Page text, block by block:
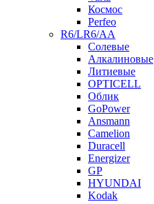
Космос
Perfeo
R6/LR6/AA
Солевые
Алкалиновые
Литиевые
OPTICELL
Облик
GoPower
Ansmann
Camelion
Duracell
Energizer
GP
HYUNDAI
Kodak